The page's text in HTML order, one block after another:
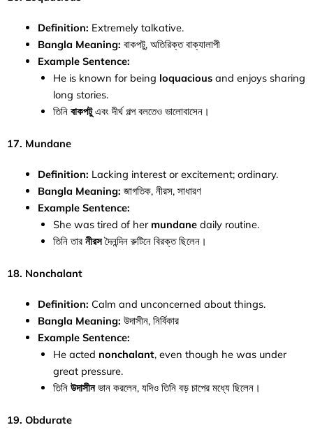
Definition: Extremely talkative.
Bangla Meaning: বাকপটু, অতিরিক্ত বাক্যালাপী
Example Sentence:
He is known for being loquaciousand enjoys sharing
long stories.
তিনি বাকপটুএবং দীর্ঘ গল্প বলতেও ভালোবাসেন।
17. Mundane
Definition: Lacking interest or excitement; ordinary.
Bangla Meaning: জাগতিক, নীরস, সাধারণ
Example Sentence:
She was tired of her mundanedaily routine.
তিনি তার নীরসদৈনন্দিন রুটিনে বিরক্ত ছিলেন।
18. Nonchalant
Definition: Calm and unconcerned about things.
Bangla Meaning: উদাসীন, নির্বিকার
Example Sentence:
He acted nonchalant, even though he was under
great pressure.
তিনি উদাসীনভান করলেন, যদিও তিনি বড় চাপের মধ্যে ছিলেন।
19. Obdurate